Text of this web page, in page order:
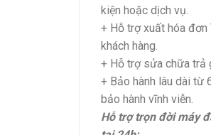
kiện hoặc dịch vụ.
+ Hỗ trợ xuất hóa đơn
khách hàng.
+ Hỗ trợ sửa chữa trả
+ Bảo hành lâu dài từ
bảo hành vĩnh viễn.
Hỗ trợ trọn đời máy